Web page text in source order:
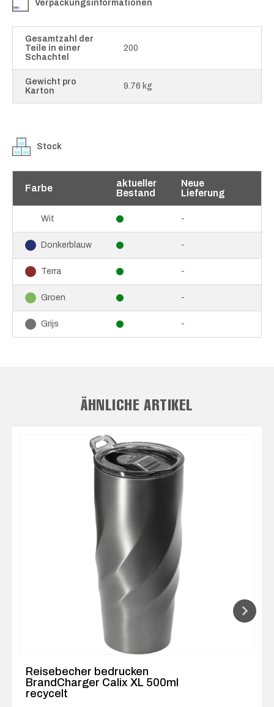
Verpackungsinformationen
Gesamtzahl der
Teile in einer
Schachtel
200
Gewicht pro
Karton
9.76 kg
Stock
Farbe
aktueller
Bestand
Neue
Lieferung
Wit -
Donkerblauw -
Terra -
Groen -
Grijs -
ÄHNLICHE ARTIKEL
Reisebecher bedrucken
BrandCharger Calix XL 500ml
recycelt